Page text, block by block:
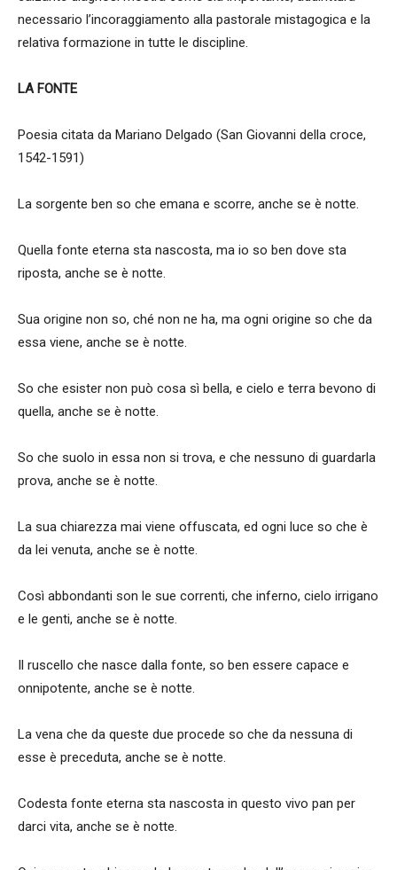
necessario l’incoraggiamento alla pastorale mistagogica e la
relativa formazione in tutte le discipline.
LA FONTE
Poesia citata da Mariano Delgado (San Giovanni della croce,
1542-1591)
La sorgente ben so che emana e scorre, anche se è notte.
Quella fonte eterna sta nascosta, ma io so ben dove sta
riposta, anche se è notte.
Sua origine non so, ché non ne ha, ma ogni origine so che da
essa viene, anche se è notte.
So che esister non può cosa sì bella, e cielo e terra bevono di
quella, anche se è notte.
So che suolo in essa non si trova, e che nessuno di guardarla
prova, anche se è notte.
La sua chiarezza mai viene offuscata, ed ogni luce so che è
da lei venuta, anche se è notte.
Così abbondanti son le sue correnti, che inferno, cielo irrigano
e le genti, anche se è notte.
Il ruscello che nasce dalla fonte, so ben essere capace e
onnipotente, anche se è notte.
La vena che da queste due procede so che da nessuna di
esse è preceduta, anche se è notte.
Codesta fonte eterna sta nascosta in questo vivo pan per
darci vita, anche se è notte.